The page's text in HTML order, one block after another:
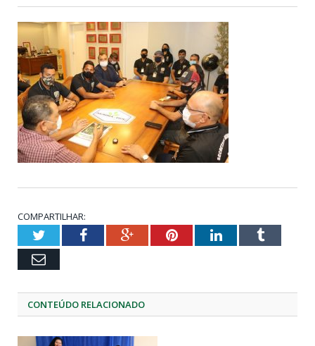
COMPARTILHAR:
TwitterFacebookGoogle+PinterestLinkedInTumblr
Email
CONTEÚDO RELACIONADO